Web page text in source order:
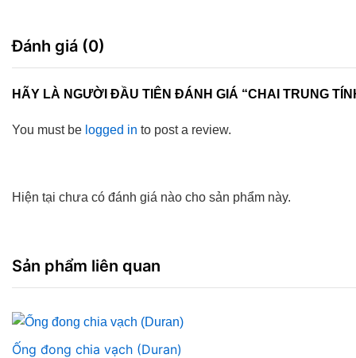
Đánh giá (0)
HÃY LÀ NGƯỜI ĐẦU TIÊN ĐÁNH GIÁ “CHAI TRUNG
You must be logged in to post a review.
Hiện tại chưa có đánh giá nào cho sản phẩm này.
Sản phẩm liên quan
Ống đong chia vạch (Duran)